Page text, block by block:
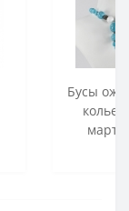
Бусы
колье
марта